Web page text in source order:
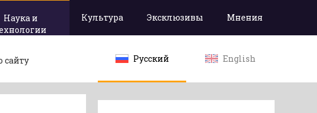
Наука и
Культура Эксклюзивы Мнения
Русский English